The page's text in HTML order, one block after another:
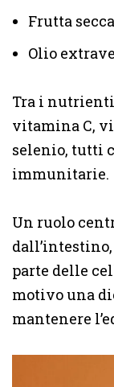
Frutta
Olio
Tra i
vitamina C,
selenio, tutti
immunitarie.
Un ruolo
parte delle
motivo una
mantenere